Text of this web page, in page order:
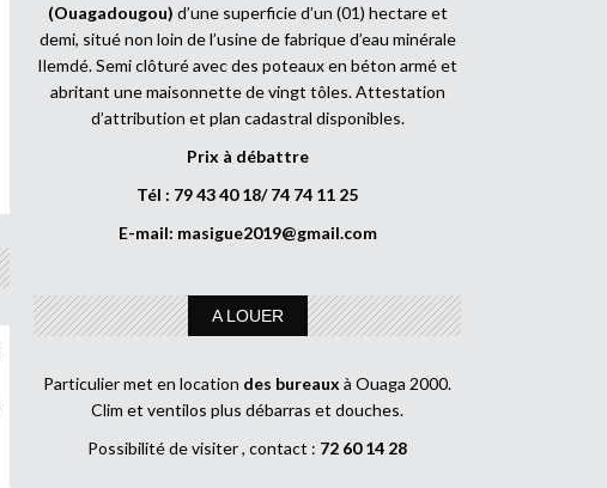
(Ouagadougou) d’une superficie d’un (01) hectare et
demi, situé non loin de l’usine de fabrique d’eau minérale
Ilemdé. Semi clôturé avec des poteaux en béton armé et
abritant une maisonnette de vingt tôles. Attestation
d’attribution et plan cadastral disponibles.
Prix à débattre
Tél : 79 43 40 18/ 74 74 11 25
E-mail: masigue2019@gmail.com
A LOUER
Particulier met en location des bureaux à Ouaga 2000.
Clim et ventilos plus débarras et douches.
Possibilité de visiter , contact : 72 60 14 28